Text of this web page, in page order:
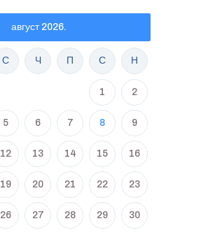
август 2026.
С Ч П С Н
1 2
5 6 7 8 9
12 13 14 15 16
19 20 21 22 23
26 27 28 29 30